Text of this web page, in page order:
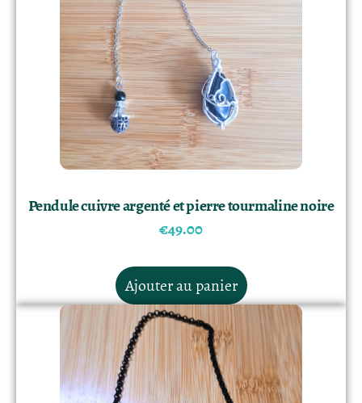
Pendule cuivre argenté et pierre tourmaline noire
€49.00
Ajouter au panier